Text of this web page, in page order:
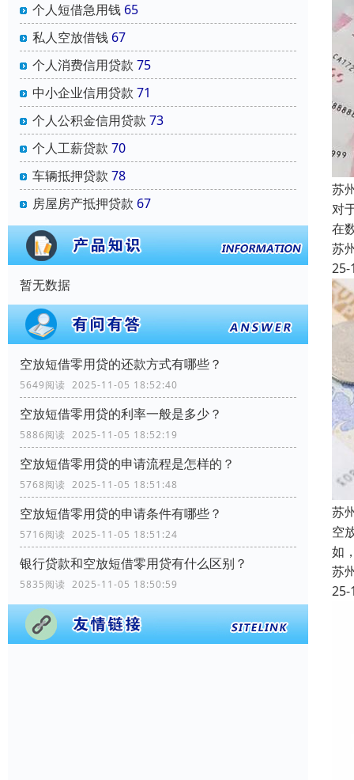
个人短借急用钱 65
私人空放借钱 67
个人消费信用贷款 75
中小企业信用贷款 71
个人公积金信用贷款 73
个人工薪贷款 70
车辆抵押贷款 78
房屋房产抵押贷款 67
暂无数据
空放短借零用贷的还款方式有哪些？
5649阅读 2025-11-05 18:52:40
空放短借零用贷的利率一般是多少？
5886阅读 2025-11-05 18:52:19
空放短借零用贷的申请流程是怎样的？
5768阅读 2025-11-05 18:51:48
空放短借零用贷的申请条件有哪些？
5716阅读 2025-11-05 18:51:24
银行贷款和空放短借零用贷有什么区别？
5835阅读 2025-11-05 18:50:59
苏
对
在
苏
25-
苏
空
如
苏
25-